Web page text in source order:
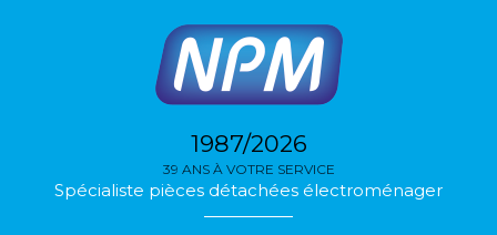
1987/2026
39 ANS À VOTRE SERVICE
Spécialiste pièces détachées électroménager